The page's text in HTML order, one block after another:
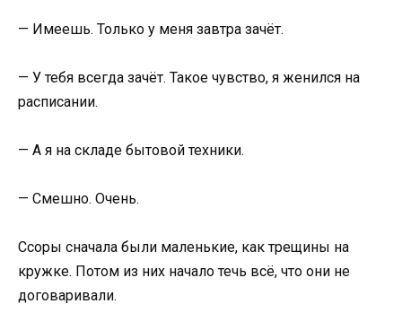
— Имеешь. Только у меня завтра зачёт.
— У тебя всегда зачёт. Такое чувство, я женился на
расписании.
— А я на складе бытовой техники.
— Смешно. Очень.
Ссоры сначала были маленькие, как трещины на
кружке. Потом из них начало течь всё, что они не
договаривали.